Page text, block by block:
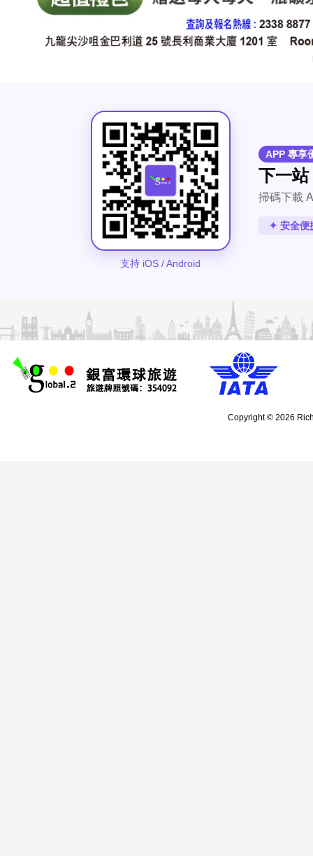
支持 iOS / Android
APP 專享
下一
掃碼下載
✦ 安全便
Copyright © 2026